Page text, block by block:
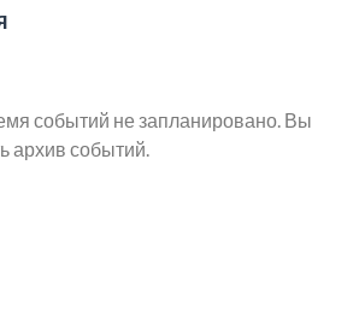
событий не запланировано. Вы
архив событий.